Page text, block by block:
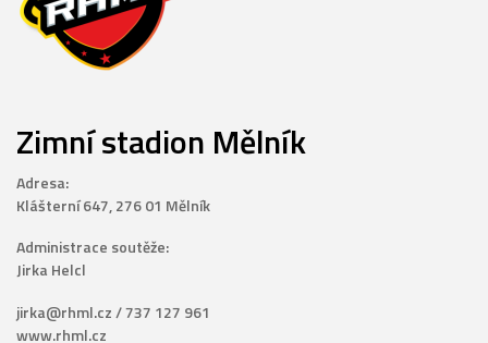
Zimní stadion Mělník
Adresa:
Klášterní 647, 276 01 Mělník
Administrace soutěže:
Jirka Helcl
jirka@rhml.cz / 737 127 961
www.rhml.cz